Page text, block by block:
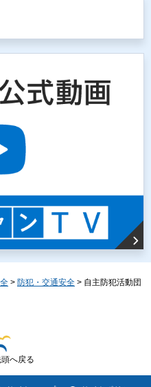
> 防犯・交通安全 > 自主防犯活動団
へ戻る